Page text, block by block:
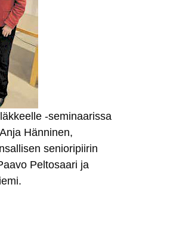
-seminaarissa
Hänninen,
senioripiirin
Peltosaari ja